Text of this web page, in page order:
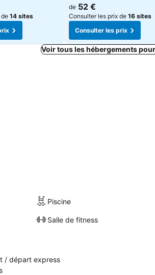
14 sites
de 52 €
Consulter les prix de 16 sites
Consulter les prix
Voir tous les hébergements
Piscine
Salle de fitness
/ départ express